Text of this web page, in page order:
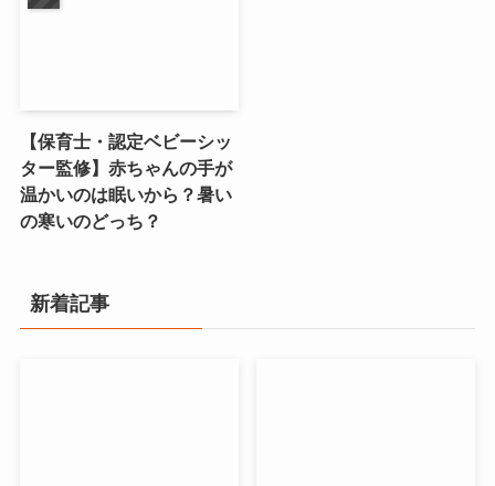
【保育士・認定ベビーシッ
ター監修】赤ちゃんの手が
温かいのは眠いから？暑い
の寒いのどっち？
新着記事